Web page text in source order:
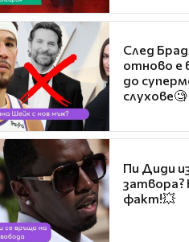
След
отново е
до
слухове🧐
Пи Диди
затвора?
факт!💥